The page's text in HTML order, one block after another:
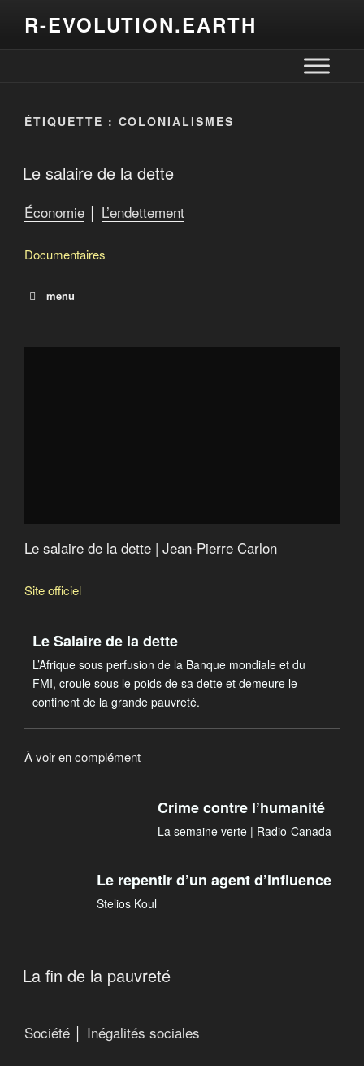
R-EVOLUTION.EARTH
ÉTIQUETTE : COLONIALISMES
Le salaire de la dette
Économie │ L’endettement
Documentaires
menu
Le salaire de la dette | Jean-Pierre Carlon
Site officiel
Le Salaire de la dette
L’Afrique sous perfusion de la Banque mondiale et du
FMI, croule sous le poids de sa dette et demeure le
continent de la grande pauvreté.
À voir en complément
Crime contre l’humanité
La semaine verte | Radio-Canada
Le repentir d’un agent d’influence
Stelios Koul
La fin de la pauvreté
Société │ Inégalités sociales